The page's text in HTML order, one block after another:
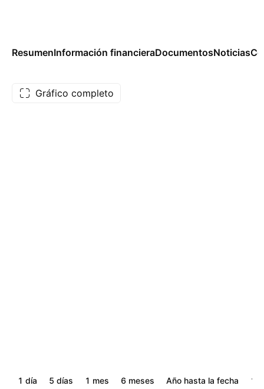
ResumenInformación financieraDocumentosNoticias
Gráfico completo
1 día 5 días 1 mes 6 meses Año hasta la fecha 1